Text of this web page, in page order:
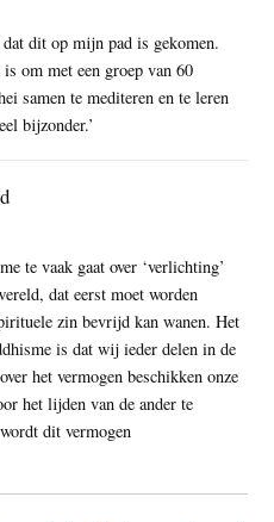
dit op mijn pad is gekomen.
om met een groep van 60
samen te mediteren en te leren
bijzonder.’
te vaak gaat over ‘verlichting’
dat eerst moet worden
zin bevrijd kan wanen. Het
is dat wij ieder delen in de
het vermogen beschikken onze
het lijden van de ander te
dit vermogen